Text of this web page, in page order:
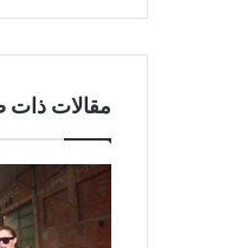
مقالات ذات